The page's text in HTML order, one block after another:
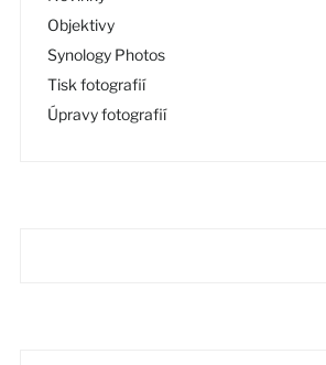
Objektivy
Synology Photos
Tisk fotografií
Úpravy fotografií